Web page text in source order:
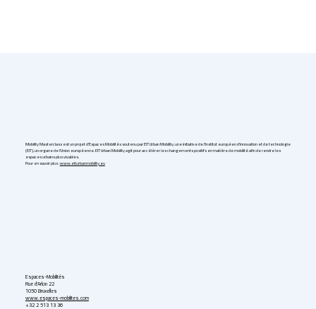
Mobility Masterclass est un projet d'Espaces Mobilités soutenu par EIT Urban Mobility, une initiative de l'Institut européen d'innovation et de technologie
(EIT), un organe de l'Union européenne. EIT Urban Mobility agit pour accélérer les changements positifs en matière de mobilité afin de rendre les
espaces urbains plus vivables.
Pour en savoir plus :www.eiturbanmobility.eu
Espaces-Mobilités
Rue d'Arlon 22
1050 Bruxelles
www.espaces-mobilites.com
+32 2 513 13 36